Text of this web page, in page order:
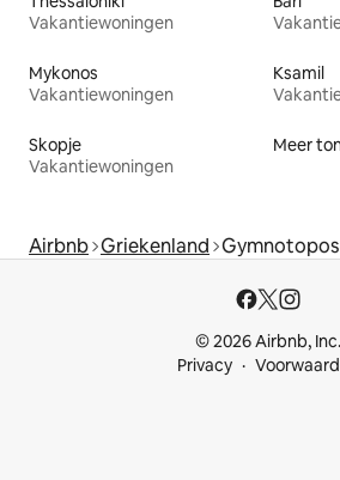
Vakantiewoningen
Mykonos
Vakantiewoningen
Ksamil
Skopje
Vakantiewoningen
Meer
Airbnb Griekenland Gymnotopos
© 2026 Airbnb, Inc.
Privacy